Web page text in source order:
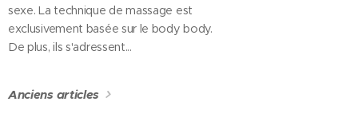
sexe. La technique de massage est
exclusivement basée sur le body body.
De plus, ils s'adressent...
Anciens articles